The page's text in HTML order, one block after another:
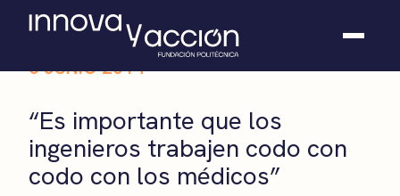
Somos fundación
Casos de éxito
Hackathones
5 JUNIO 2014
“Es importante que los
ingenieros trabajen codo con
codo con los médicos”